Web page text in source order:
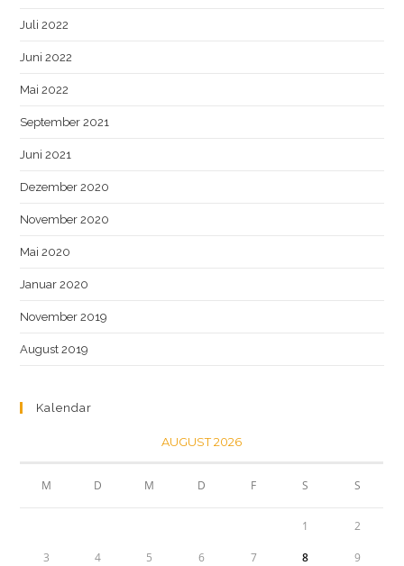
Juli 2022
Juni 2022
Mai 2022
September 2021
Juni 2021
Dezember 2020
November 2020
Mai 2020
Januar 2020
November 2019
August 2019
Kalendar
AUGUST 2026
M D M D F S S
1 2
3 4 5 6 7 8 9